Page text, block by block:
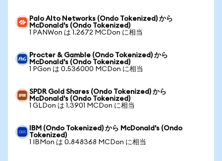
Palo Alto Networks (Ondo Tokenized) から
McDonald's (Ondo Tokenized)
1 PANWon は 1.2672 MCDon に相当
Procter & Gamble (Ondo Tokenized) から
McDonald's (Ondo Tokenized)
1 PGon は 0.536000 MCDon に相当
SPDR Gold Shares (Ondo Tokenized) から
McDonald's (Ondo Tokenized)
1 GLDon は 1.3901 MCDon に相当
IBM (Ondo Tokenized) から McDonald's (Ondo
Tokenized)
1 IBMon は 0.848368 MCDon に相当